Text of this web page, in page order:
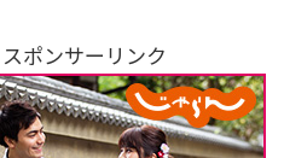
スポンサーリンク